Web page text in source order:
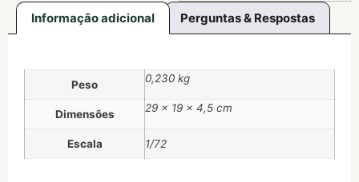
Informação adicional Perguntas & Respostas
Peso 0,230 kg
Dimensões 29 × 19 × 4,5 cm
Escala 1/72